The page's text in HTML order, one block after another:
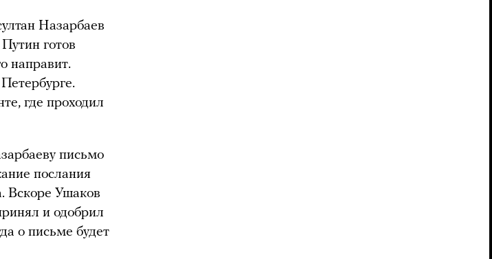
Назарбаев
готов
направит.
где проходил
письмо
послания
Вскоре Ушаков
и одобрил
о письме будет